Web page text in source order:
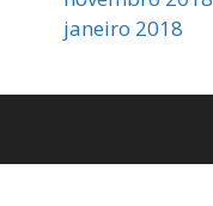
janeiro 2018